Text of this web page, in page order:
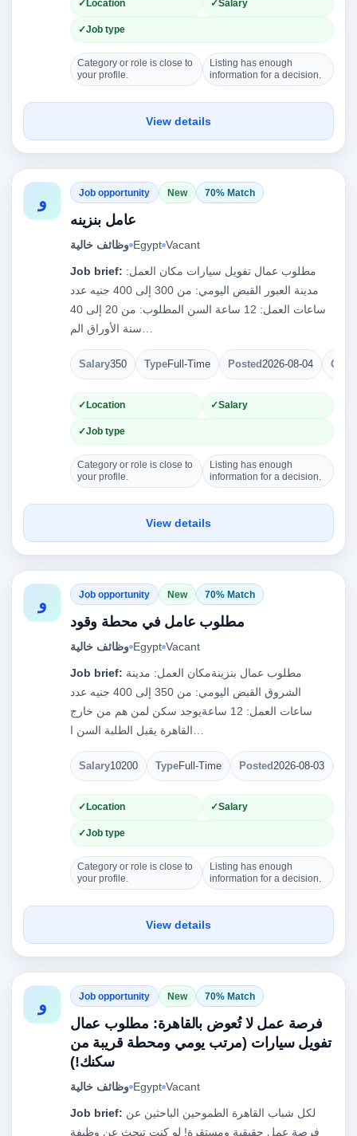
Location Salary
Job type
Category or role is close to
your profile.
Listing has enough
information for a decision.
View details
و Job opportunity New 70% Match
عامل بنزينه
وظائف خالية Egypt Vacant
Job brief:
مدينة العبور القبض اليومي: من 300 إلى 400 جنيه عدد
ساعات العمل: 12 ساعة السن المطلوب: من 20 إلى 40
Salary350 TypeFull-Time Posted2026-08-04
Location Salary
Job type
Category or role is close to
your profile.
Listing has enough
information for a decision.
View details
و Job opportunity New 70% Match
مطلوب عامل في محطة وقود
وظائف خالية Egypt Vacant
Job brief:
الشروق القبض اليومي: من 350 إلى 400 جنيه عدد
ساعات العمل: 12 ساعةيوجد سكن لمن هم من خارج
Salary10200 TypeFull-Time Posted2026-08-03
Location Salary
Job type
Category or role is close to
your profile.
Listing has enough
information for a decision.
View details
و Job opportunity New 70% Match
فرصة عمل لا تُعوض بالقاهرة: مطلوب عمال
تفويل سيارات (مرتب يومي ومحطة قريبة من
سكنك!)
وظائف خالية Egypt Vacant
Job brief:
فرصة عمل حقيقية ومستقرة! لو كنت تبحث عن وظيفة